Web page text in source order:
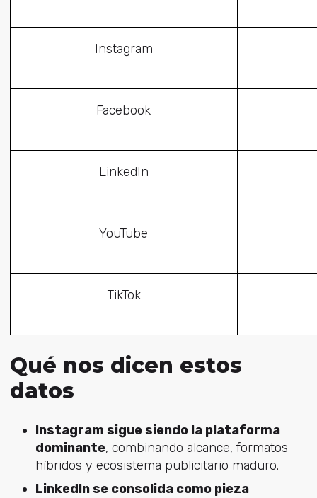
Instagram
Facebook
LinkedIn
YouTube
TikTok
Qué nos dicen estos
datos
Instagram sigue siendo la plataforma
dominante, combinando alcance, formatos
híbridos y ecosistema publicitario maduro.
LinkedIn se consolida como pieza